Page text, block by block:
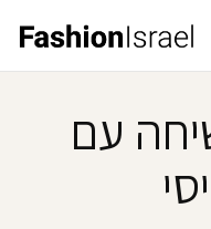
עם